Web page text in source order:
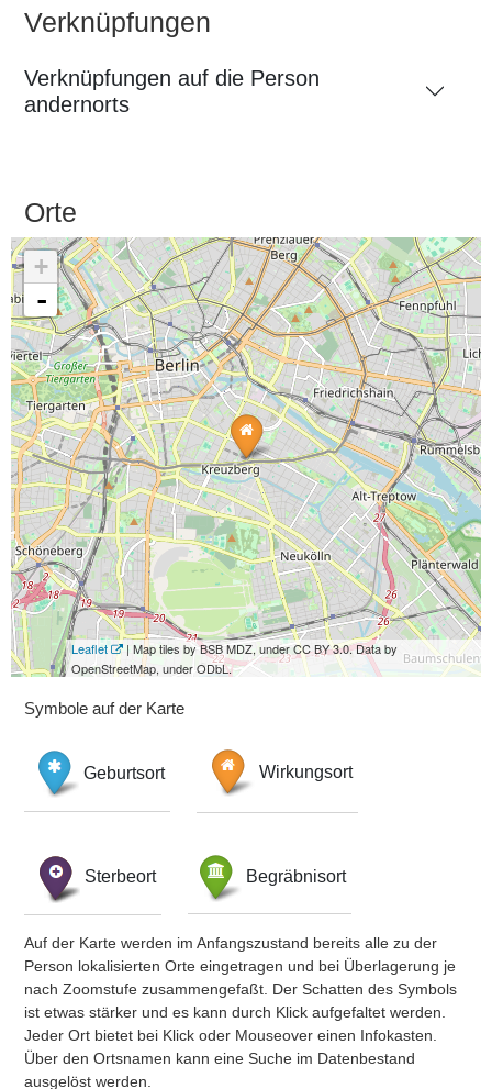
Verknüpfungen
Verknüpfungen auf die Person
andernorts
Orte
+
-
Leaflet
| Map tiles by BSB MDZ, under CC BY 3.0. Data by
OpenStreetMap, under ODbL.
Symbole auf der Karte
Geburtsort Wirkungsort
Sterbeort Begräbnisort
Auf der Karte werden im Anfangszustand bereits alle zu der
Person lokalisierten Orte eingetragen und bei Überlagerung je
nach Zoomstufe zusammengefaßt. Der Schatten des Symbols
ist etwas stärker und es kann durch Klick aufgefaltet werden.
Jeder Ort bietet bei Klick oder Mouseover einen Infokasten.
Über den Ortsnamen kann eine Suche im Datenbestand
ausgelöst werden.